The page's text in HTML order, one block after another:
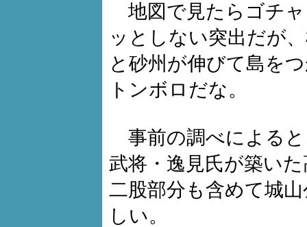
地図で見たらゴチ
ッとしない突出だが
と砂州が伸びて島を
トンボロだな。
事前の調べによる
武将・逸見氏が築い
二股部分も含めて城
しい。